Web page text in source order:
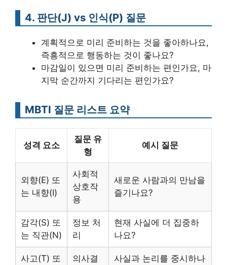
4. 판단(J) vs 인식(P) 질문
계획적으로 미리 준비하는 것을 좋아하나요,
즉흥적으로 행동하는 것이 좋나요?
마감일이 있으면 미리 준비하는 편인가요, 마
지막 순간까지 기다리는 편인가요?
MBTI 질문 리스트 요약
성격 요소
질문 유
형
예시 질문
외향(E) 또
는 내향(I)
사회적
상호작
용
새로운 사람과의 만남을
즐기나요?
감각(S) 또
는 직관(N)
정보 처
리
현재 사실에 더 집중하
나요?
사고(T) 또
의사결
사실과 논리를 중시하나